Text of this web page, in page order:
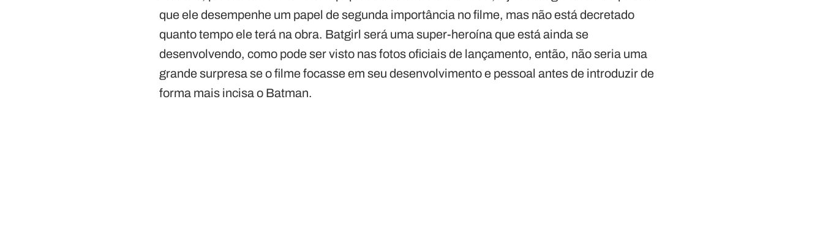
que ele desempenhe um papel de segunda importância no filme, mas não está decretado
quanto tempo ele terá na obra. Batgirl será uma super-heroína que está ainda se
desenvolvendo, como pode ser visto nas fotos oficiais de lançamento, então, não seria uma
grande surpresa se o filme focasse em seu desenvolvimento e pessoal antes de introduzir de
forma mais incisa o Batman.